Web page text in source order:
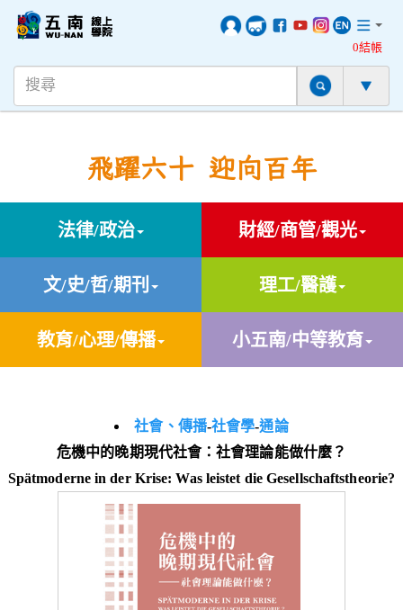
0結帳
飛躍六十 迎向百年
法律/政治 財經/商管/觀光
文/史/哲/期刊 理工/醫護
教育/心理/傳播 小五南/中等教育
社會、傳播-社會學-通論
危機中的晚期現代社會：社會理論能做什麼？
Spätmoderne in der Krise: Was leistet die Gesellschaftstheorie?